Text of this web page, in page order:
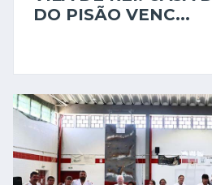
DO PISÃO VENC...